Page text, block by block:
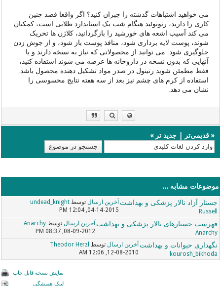
می خواهید اشتباهات گذشته را جبران کنید؟ اگر واقعا قصد چنین
کاری را دارید، رتونوئید هنگام شب یک استاندارد طلایی است، کمکتان
می کند آسیب اشعه های خورشید را بازگردانید، کلاژن ها تحریک
شوند، پوست لایه برداری شود، منافذ پوست باز شود، و از جوش زدن
جلوگیری شود. می توانید از محصولاتی که نیاز به نسخه دارند و یا
آنهایی که بدون نسخه در داروخانه ها عرضه می شوند استفاده کنید،
فقط مطمئن شوید رتینول در صدر مواد تشکیل دهنده محصول باشد.
استفاده از کرم های چشم نیز بعد از سه هفته نتایج محسوسی را
نشان می دهد.
«قدیمی‌تر |جدید تر »
موضوعات مشابه ...
جستار آزاد تالار پزشکی و بهداشت
Russell
آخرین ارسال توسطundead_knight
04-14-2015, 12:04 PM
فهرست جستارهای تالار پزشکی و بهداشت
Anarchy
آخرین ارسال توسطAnarchy
08-09-2012, 08:37 PM
نگهداری حیوانات و بهداشت
kourosh_bikhoda
آخرین ارسال توسط Theodor Herzl
12-08-2010, 12:06 AM
نمایش نسخه قابل چاپ
لینک همیشگی